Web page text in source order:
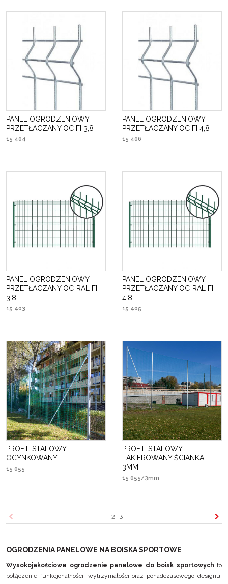
PANEL OGRODZENIOWY
PRZETŁACZANY OC FI 3,8
15 404
PANEL OGRODZENIOWY
PRZETŁACZANY OC FI 4,8
15 406
PANEL OGRODZENIOWY
PRZETŁACZANY OC+RAL FI
3,8
15 403
PANEL OGRODZENIOWY
PRZETŁACZANY OC+RAL FI
4,8
15 405
PROFIL STALOWY
OCYNKOWANY
15 055
PROFIL STALOWY
LAKIEROWANY ŚCIANKA
3MM
15 055/3mm
1 2 3
OGRODZENIA PANELOWE NA BOISKA SPORTOWE
Wysokojakościowe ogrodzenie panelowe do boisk sportowych to
połączenie funkcjonalności, wytrzymałości oraz ponadczasowego designu.